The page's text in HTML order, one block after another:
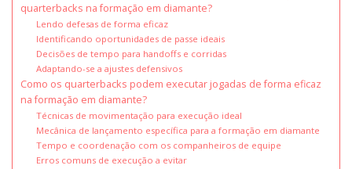
quarterbacks na formação em diamante?
Lendo defesas de forma eficaz
Identificando oportunidades de passe ideais
Decisões de tempo para handoffs e corridas
Adaptando-se a ajustes defensivos
Como os quarterbacks podem executar jogadas de forma eficaz
na formação em diamante?
Técnicas de movimentação para execução ideal
Mecânica de lançamento específica para a formação em diamante
Tempo e coordenação com os companheiros de equipe
Erros comuns de execução a evitar